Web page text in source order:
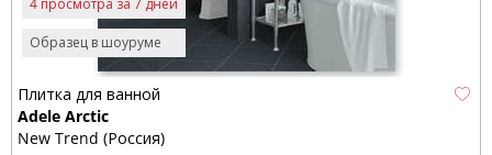
Образец в шоуруме
Плитка для ванной
Adele Arctic
New Trend (Россия)